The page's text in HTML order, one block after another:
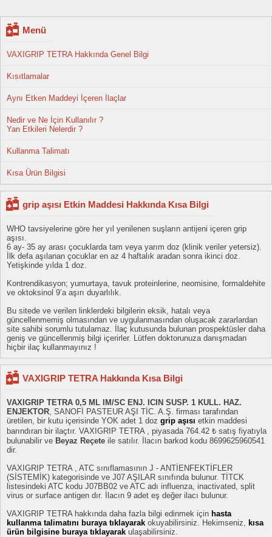
Menü
VAXIGRIP TETRA Hakkında Genel Bilgi
Kısıtlamalar
Aynı Etken Maddeyi İçeren İlaçlar
Nedir ve Ne İçin Kullanılır ?
Yan Etkileri Nelerdir ?
Kullanma Talimatı
Kısa Ürün Bilgisi
grip aşısı Etkin Maddesi Hakkında Kısa Bilgi
WHO tavsiyelerine göre her yıl yenilenen suşların antijeni içeren grip
aşısı.
6 ay- 35 ay arası çocuklarda tam veya yarım doz (klinik veriler yetersiz).
İlk defa aşılanan çocuklar en az 4 haftalık aradan sonra ikinci doz.
Yetişkinde yılda 1 doz.
Kontrendikasyon; yumurtaya, tavuk proteinlerine, neomisine, formaldehite
ve oktoksinol 9’a aşırı duyarlılık.
Bu sitede ve verilen linklerdeki bilgilerin eksik, hatalı veya
güncellenmemiş olmasından ve uygulanmasından oluşacak zararlardan
site sahibi sorumlu tutulamaz. İlaç kutusunda bulunan prospektüsler daha
geniş ve güncellenmiş bilgi içerirler. Lütfen doktorunuza danışmadan
hiçbir ilaç kullanmayınız !
VAXIGRIP TETRA Hakkında Kısa Bilgi
VAXIGRIP TETRA 0,5 ML IM/SC ENJ. ICIN SUSP. 1 KULL. HAZ.
ENJEKTOR, SANOFİ PASTEUR AŞI TİC. A.Ş. firması tarafından
üretilen, bir kutu içerisinde YOK adet 1 doz grip aşısı etkin maddesi
barındıran bir ilaçtır. VAXIGRIP TETRA , piyasada 764.42 ₺ satış fiyatıyla
bulunabilir ve Beyaz Reçete ile satılır. İlacın barkod kodu 8699625960541
dir.
VAXIGRIP TETRA , ATC sınıflamasının J - ANTİENFEKTİFLER
(SİSTEMİK) kategorisinde ve J07 AŞILAR sınıfında bulunur. TİTCK
listesindeki ATC kodu J07BB02 ve ATC adı influenza, inactivated, split
virus or surface antigen dır. İlacın 9 adet eş değer ilacı bulunur.
VAXIGRIP TETRA hakkında daha fazla bilgi edinmek için hasta
kullanma talimatını buraya tıklayarak okuyabilirsiniz. Hekimseniz, kısa
ürün bilgisine buraya tıklayarak ulaşabilirsiniz.